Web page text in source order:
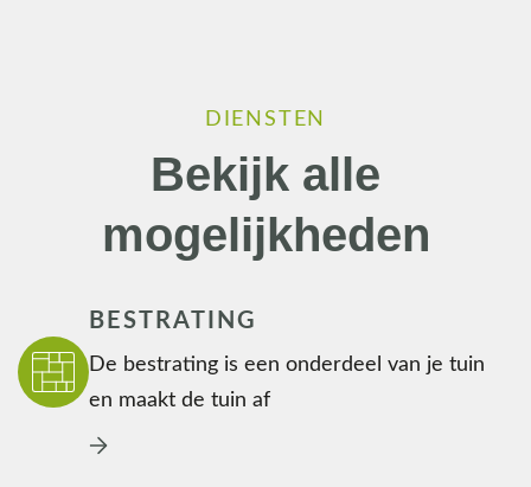
DIENSTEN
Bekijk alle
mogelijkheden
BESTRATING
De bestrating is een onderdeel van je tuin
en maakt de tuin af